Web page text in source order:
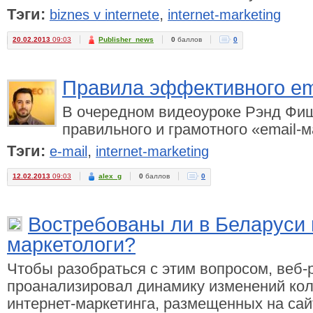
Тэги: biznes v internete, internet-marketing
20.02.2013 09:03 Publisher_news 0 баллов 0
Правила эффективного
В очередном видеоуроке Рэнд
правильного и грамотного «email-
Тэги: e-mail , internet-marketing
12.02.2013 09:03 alex_g 0 баллов 0
Востребованы ли в Беларуси
маркетологи?
Чтобы разобраться с этим вопросом, веб-
проанализировал динамику изменений
интернет-маркетинга, размещенных на